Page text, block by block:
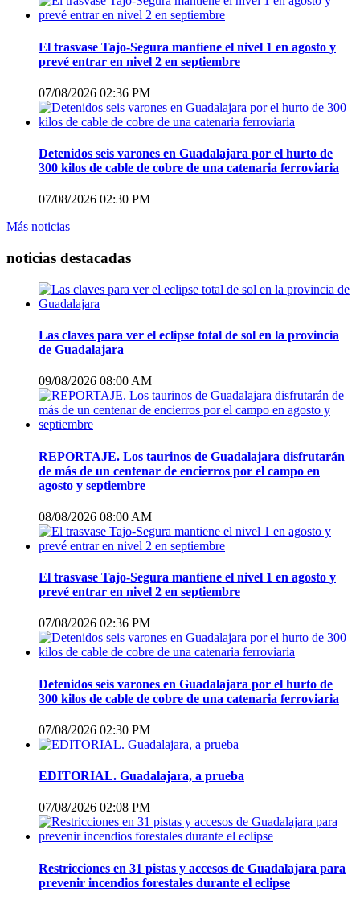
El trasvase Tajo-Segura mantiene el nivel 1 en agosto y
prevé entrar en nivel 2 en septiembre
07/08/2026 02:36 PM
Detenidos seis varones en Guadalajara por el hurto de
300 kilos de cable de cobre de una catenaria ferroviaria
07/08/2026 02:30 PM
Más noticias
noticias destacadas
Las claves para ver el eclipse total de sol en la provincia
de Guadalajara
09/08/2026 08:00 AM
REPORTAJE. Los taurinos de Guadalajara disfrutarán
de más de un centenar de encierros por el campo en
agosto y septiembre
08/08/2026 08:00 AM
El trasvase Tajo-Segura mantiene el nivel 1 en agosto y
prevé entrar en nivel 2 en septiembre
07/08/2026 02:36 PM
Detenidos seis varones en Guadalajara por el hurto de
300 kilos de cable de cobre de una catenaria ferroviaria
07/08/2026 02:30 PM
EDITORIAL. Guadalajara, a prueba
07/08/2026 02:08 PM
Restricciones en 31 pistas y accesos de Guadalajara para
prevenir incendios forestales durante el eclipse